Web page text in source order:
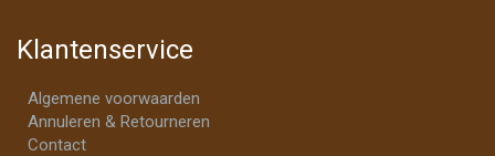
Klantenservice
Algemene voorwaarden
Annuleren & Retourneren
Contact